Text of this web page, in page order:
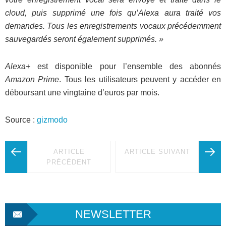
cloud, puis supprimé une fois qu’Alexa aura traité vos
demandes. Tous les enregistrements vocaux précédemment
sauvegardés seront également supprimés. »
Alexa+ est disponible pour l’ensemble des abonnés
Amazon Prime. Tous les utilisateurs peuvent y accéder en
déboursant une vingtaine d’euros par mois.
Source : gizmodo
ARTICLE
PRÉCÉDENT
ARTICLE SUIVANT
NEWSLETTER